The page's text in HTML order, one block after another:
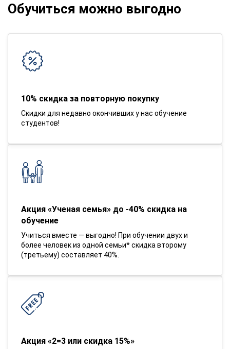
Обучиться можно выгодно
10% скидка за повторную покупку
Скидки для недавно окончивших у нас обучение
студентов!
Акция «Ученая семья» до -40% скидка на
обучение
Учиться вместе — выгодно! При обучении двух и
более человек из одной семьи* скидка второму
(третьему) составляет 40%.
Акция «2=3 или скидка 15%»